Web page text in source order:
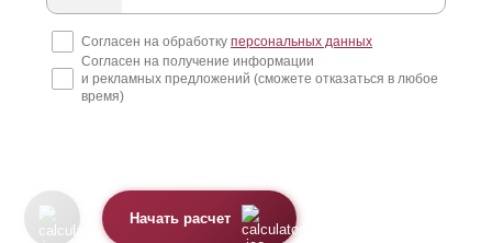
Согласен на обработку персональных данных
Согласен на получение информации
и рекламных предложений (сможете отказаться в любое
время)
Начать расчет